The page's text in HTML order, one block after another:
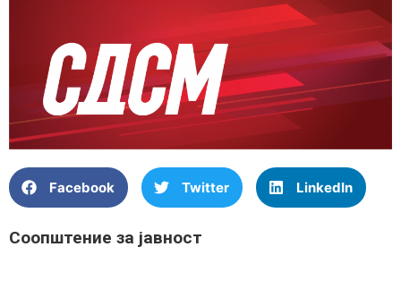
Facebook Twitter LinkedIn
Соопштение за јавност